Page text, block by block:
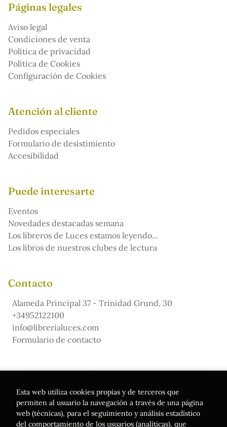
Páginas legales
Aviso legal
Condiciones de venta
Política de privacidad
Política de Cookies
Configuración de Cookies
Atención al cliente
Pedidos especiales
Formulario de desistimiento
Accesibilidad
Puede interesarte
Eventos
Novedades destacadas semana
Los libreros de Luces estamos leyendo...
Los libros de nuestros clubes de lectura
Contacto
Alameda Principal 37 - Trinidad Grund, 30
+34952122100
info@librerialuces.com
Formulario de contacto
Cómic y de la Lectura
Esta web utiliza cookies propias y de terceros que
permiten al usuario la navegación a través de una página
web (técnicas), para el seguimiento y análisis estadístico
del comportamiento de los usuarios (analíticas), que